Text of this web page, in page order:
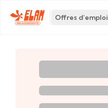
Offres d'emploi